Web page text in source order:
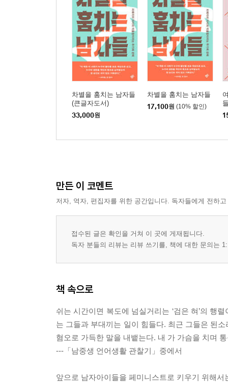
차별을 훔치는 남자들
(큰글자도서)
33,000원
차별을 훔치는 남자들
17,100원 (10% 할인)
만든 이 코멘트
저자, 역자, 편집자를 위한 공간입니다. 독자들에게 전하
접수된 글은 확인을 거쳐 이 곳에 게재됩니다.
독자 분들의 리뷰는 리뷰 쓰기를, 책에 대한 문의는
책 속으로
쉬는 시간이면 복도에 넘실거리는 ‘검은 혀’의 행
는 그들과 부대끼는 일이 힘들다. 최근 그들은 된
혐오로 가득한 말을 내뱉는다. 내 가 가슴을 치며
---「남중생 언어생활 관찰기」중에서
앞으로 남자아이들을 페미니스트로 키우기 위해